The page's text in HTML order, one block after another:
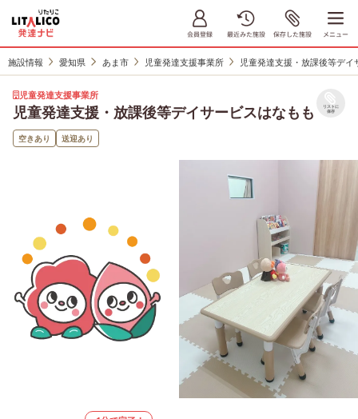
施設情報 愛知県 あま市 児童発達支援事業所 児童発達支援・放課後等デ
児童発達支援事業所
児童発達支援・放課後等デイサービスはなもも リストに
保存
空きあり 送迎あり